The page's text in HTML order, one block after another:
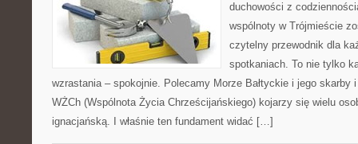
duchowości z
wspólnoty w Trójmieście
czytelny przewodnik dla
spotkaniach. To nie tylko
wzrastania – spokojnie. Polecamy Morze Bałtyckie i jego skarby
WŻCh (Wspólnota Życia Chrześcijańskiego) kojarzy się wielu
ignacjańską. I właśnie ten fundament widać […]